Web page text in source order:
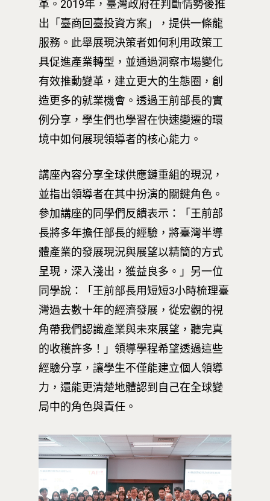
革。2019年，臺灣政府在判斷情勢後推
出「臺商回臺投資方案」，提供一條龍
服務。此舉展現決策者如何利用政策工
具促進產業轉型，並通過洞察市場變化
有效推動變革，建立更大的生態圈，創
造更多的就業機會。透過王前部長的實
例分享，學生們也學習在快速變遷的環
境中如何展現領導者的核心能力。
講座內容分享全球供應鏈重組的現況，
並指出領導者在其中扮演的關鍵角色。
參加講座的同學們反饋表示：「王前部
長將多年擔任部長的經驗，將臺灣半導
體產業的發展現況與展望以精簡的方式
呈現，深入淺出，獲益良多。」另一位
同學說：「王前部長用短短3小時梳理臺
灣過去數十年的經濟發展，從宏觀的視
角帶我們認識產業與未來展望，聽完真
的收穫許多！」領導學程希望透過這些
經驗分享，讓學生不僅能建立個人領導
力，還能更清楚地體認到自己在全球變
局中的角色與責任。
關於我們
學院簡介
相關法規
業務單位
創新教育中心
相關計畫